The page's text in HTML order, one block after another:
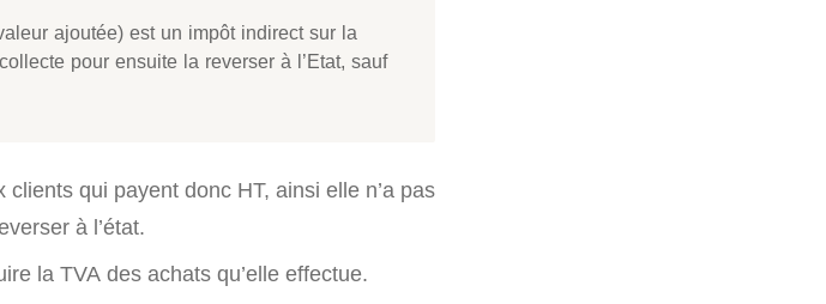
ajoutée) est un impôt indirect sur la
pour ensuite la reverser à l’Etat, sauf
qui payent donc HT, ainsi elle n’a pas
à l’état.
la TVA des achats qu’elle effectue.